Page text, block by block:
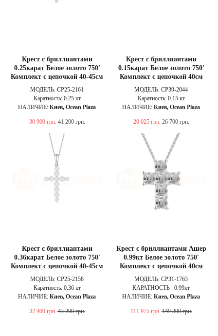
Крест с бриллиантами
0.25карат Белое золото 750'
Комплект с цепочкой 40-45см
МОДЕЛЬ: CP25-2161
Каратность: 0.25 кт
НАЛИЧИЕ: Киев, Ocean Plaza
30 900 грн. 41 200 грн.
Крест с бриллиантами
0.15карат Белое золото 750'
Комплект с цепочкой 40см
МОДЕЛЬ: CP39-2044
Каратность: 0.15 кт
НАЛИЧИЕ: Киев, Ocean Plaza
20 025 грн. 26 700 грн.
Крест с бриллиантами
0.36карат Белое золото 750'
Комплект с цепочкой 40-45см
МОДЕЛЬ: CP25-2158
Каратность: 0.36 кт
НАЛИЧИЕ: Киев, Ocean Plaza
32 400 грн. 43 200 грн.
Крест с бриллиантами Ашер
0.99кт Белое золото 750'
Комплект с цепочкой 40см
МОДЕЛЬ: CP31-1763
КАРАТНОСТЬ : 0.99кт
НАЛИЧИЕ: Киев, Ocean Plaza
111 975 грн. 149 300 грн.